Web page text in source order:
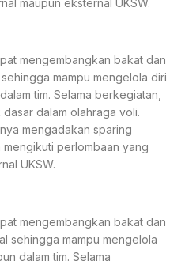
mengembangkan bakat dan
mampu mengelola diri
tim. Selama berkegiatan,
dalam olahraga voli.
mengadakan sparing
perlombaan yang
UKSW.
mengembangkan bakat dan
sehingga mampu mengelola
dalam tim. Selama